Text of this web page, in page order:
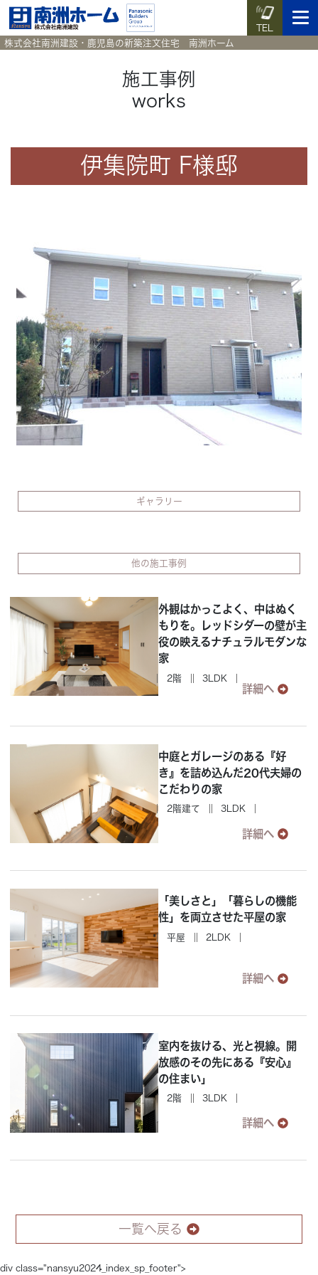
TEL
ホーム
Voice お客様の声
Blog 暮らしのコラム
Concept コンセプト
Techno EX テクノストラクチャーEX
株式会社南洲建設・鹿児島の新築注文住宅 南洲ホーム
施工事例
works
伊集院町 F様邸
ギャラリー
他の施工事例
外観はかっこよく、中はぬく
もりを。レッドシダーの壁が主
役の映えるナチュラルモダンな
家
2階 3LDK
詳細へ
中庭とガレージのある『好
き』を詰め込んだ20代夫婦の
こだわりの家
2階建て 3LDK
詳細へ
「美しさと」「暮らしの機能
性」を両立させた平屋の家
平屋 2LDK
詳細へ
室内を抜ける、光と視線。開
放感のその先にある『安心』
の住まい」
2階 3LDK
詳細へ
一覧へ戻る
div class="nansyu2024_index_sp_footer">